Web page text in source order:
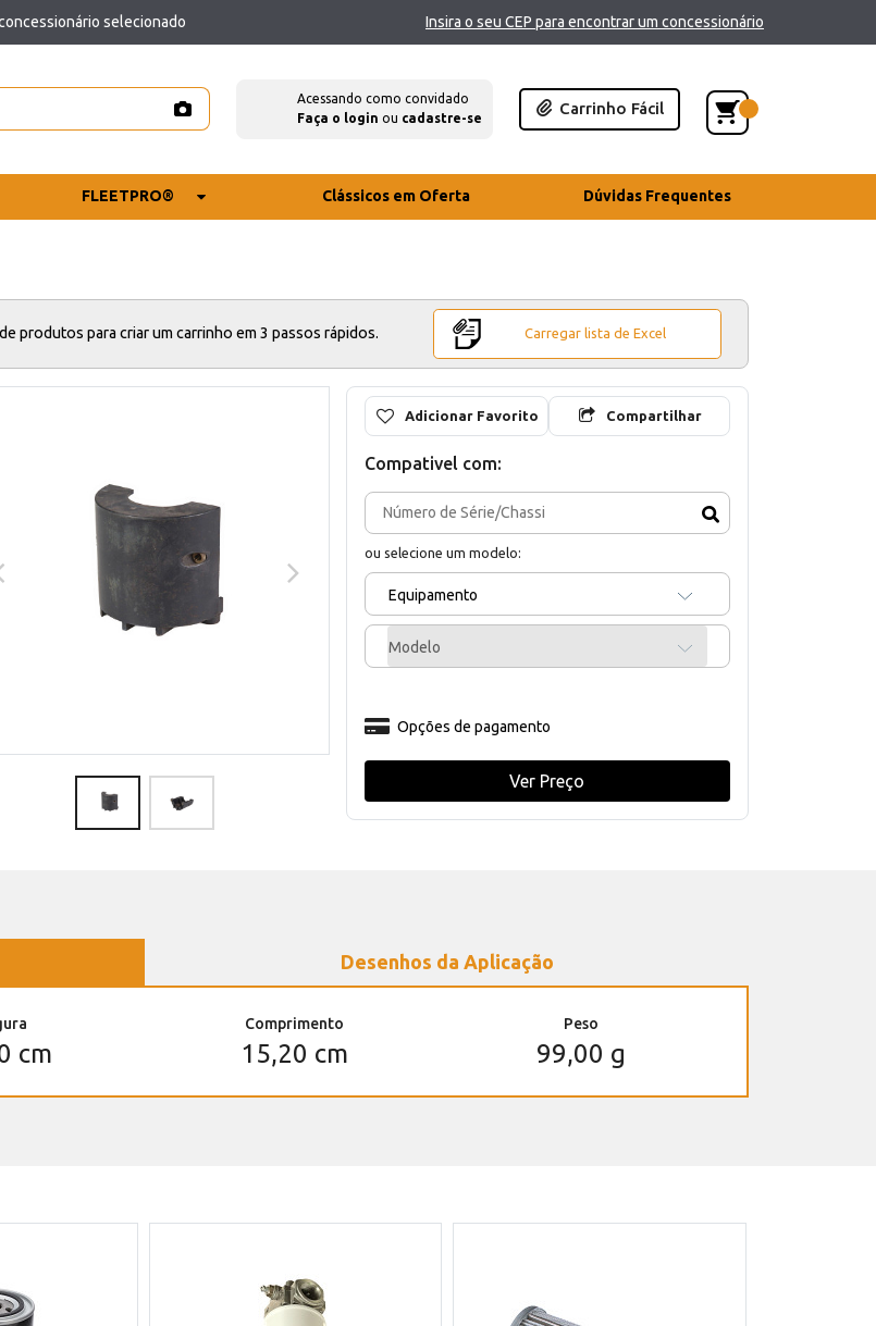
selecionado Insira o seu CEP para encontrar um concessionário
Acessando como convidado
Faça o login ou cadastre-se
Carrinho Fácil
FLEETPRO® Clássicos em Oferta Dúvidas Frequentes
produtos para criar um carrinho em 3 passos rápidos. Carregar lista de Excel
Adicionar Favorito Compartilhar
Compativel com:
ou selecione um modelo:
Equipamento
Modelo
Opções de pagamento
Ver Preço
Desenhos da Aplicação
cm
Comprimento
15,20 cm
Peso
99,00 g